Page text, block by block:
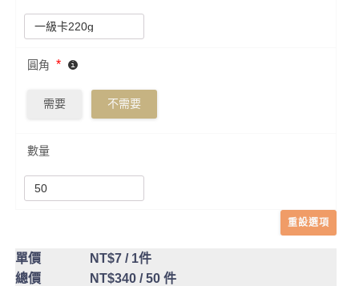
圓角 *
需要 不需要
數量
重設選項
單價 NT$7/ 1件
總價
NT$340/ 50 件